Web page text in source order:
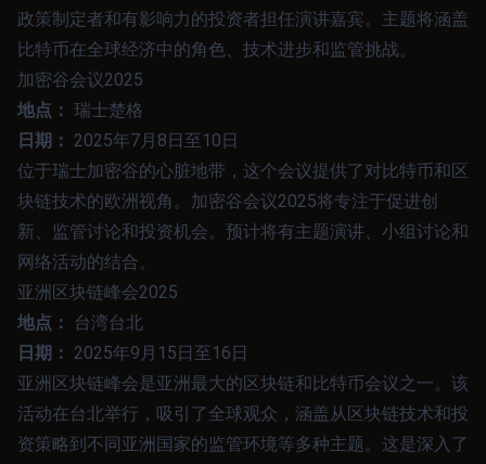
政策制定者和有影响力的投资者担任演讲嘉宾。主题将涵盖
比特币在全球经济中的角色、技术进步和监管挑战。
加密谷会议2025
地点： 瑞士楚格
日期： 2025年7月8日至10日
位于瑞士加密谷的心脏地带，这个会议提供了对比特币和区
块链技术的欧洲视角。加密谷会议2025将专注于促进创
新、监管讨论和投资机会。预计将有主题演讲、小组讨论和
网络活动的结合。
亚洲区块链峰会2025
地点： 台湾台北
日期： 2025年9月15日至16日
亚洲区块链峰会是亚洲最大的区块链和比特币会议之一。该
活动在台北举行，吸引了全球观众，涵盖从区块链技术和投
资策略到不同亚洲国家的监管环境等多种主题。这是深入了